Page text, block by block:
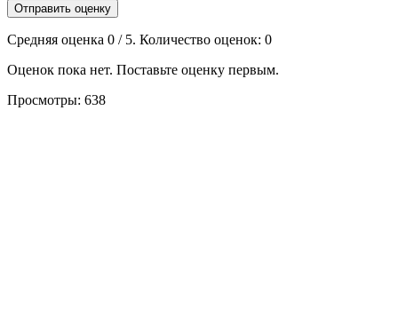
Отправить оценку
Средняя оценка 0 / 5. Количество оценок: 0
Оценок пока нет. Поставьте оценку первым.
Просмотры: 638